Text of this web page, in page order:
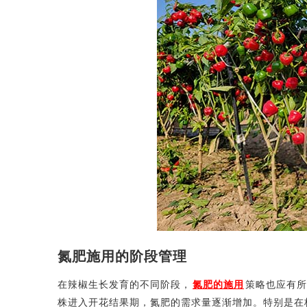
氮肥施用的阶段管理
在辣椒生长发育的不同阶段， 氮肥的施用 策略也应有
株进入开花结果期，氮肥的需求量逐渐增加。特别是